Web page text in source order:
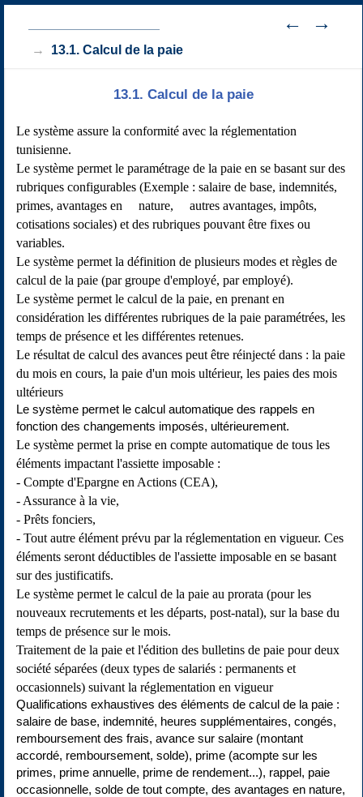
13.1. Calcul de la paie
13.1. Calcul de la paie
Le système assure la conformité avec la réglementation
tunisienne.
Le système permet le paramétrage de la paie en se basant sur des
rubriques configurables (Exemple : salaire de base, indemnités,
primes, avantages en nature, autres avantages, impôts,
cotisations sociales) et des rubriques pouvant être fixes ou
variables.
Le système permet la définition de plusieurs modes et règles de
calcul de la paie (par groupe d'employé, par employé).
Le système permet le calcul de la paie, en prenant en
considération les différentes rubriques de la paie paramétrées, les
temps de présence et les différentes retenues.
Le résultat de calcul des avances peut être réinjecté dans : la paie
du mois en cours, la paie d'un mois ultérieur, les paies des mois
ultérieurs
Le système permet le calcul automatique des rappels en
fonction des changements imposés, ultérieurement.
Le système permet la prise en compte automatique de tous les
éléments impactant l'assiette imposable :
- Compte d'Epargne en Actions (CEA),
- Assurance à la vie,
- Prêts fonciers,
- Tout autre élément prévu par la réglementation en vigueur. Ces
éléments seront déductibles de l'assiette imposable en se basant
sur des justificatifs.
Le système permet le calcul de la paie au prorata (pour les
nouveaux recrutements et les départs, post-natal), sur la base du
temps de présence sur le mois.
Traitement de la paie et l'édition des bulletins de paie pour deux
société séparées (deux types de salariés : permanents et
occasionnels) suivant la réglementation en vigueur
Qualifications exhaustives des éléments de calcul de la paie :
salaire de base, indemnité, heures supplémentaires, congés,
remboursement des frais, avance sur salaire (montant
accordé, remboursement, solde), prime (acompte sur les
primes, prime annuelle, prime de rendement...), rappel, paie
occasionnelle, solde de tout compte, des avantages en nature,